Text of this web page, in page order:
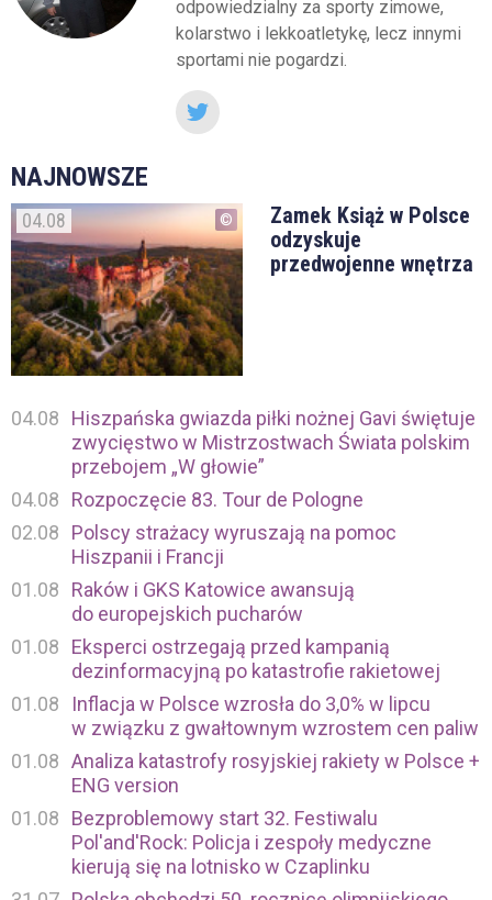
odpowiedzialny za sporty zimowe,
kolarstwo i lekkoatletykę, lecz innymi
sportami nie pogardzi.
NAJNOWSZE
04.08
Zamek Książ w Polsce
odzyskuje
przedwojenne wnętrza
04.08
Hiszpańska gwiazda piłki nożnej Gavi świętuje
zwycięstwo w Mistrzostwach Świata polskim
przebojem „W głowie”
04.08
Rozpoczęcie 83. Tour de Pologne
02.08
Polscy strażacy wyruszają na pomoc
Hiszpanii i Francji
01.08
Raków i GKS Katowice awansują
do europejskich pucharów
01.08
Eksperci ostrzegają przed kampanią
dezinformacyjną po katastrofie rakietowej
01.08
Inflacja w Polsce wzrosła do 3,0% w lipcu
w związku z gwałtownym wzrostem cen paliw
01.08 Analiza katastrofy rosyjskiej rakiety w Polsce +
ENG version
01.08
Bezproblemowy start 32. Festiwalu
Pol'and'Rock: Policja i zespoły medyczne
kierują się na lotnisko w Czaplinku